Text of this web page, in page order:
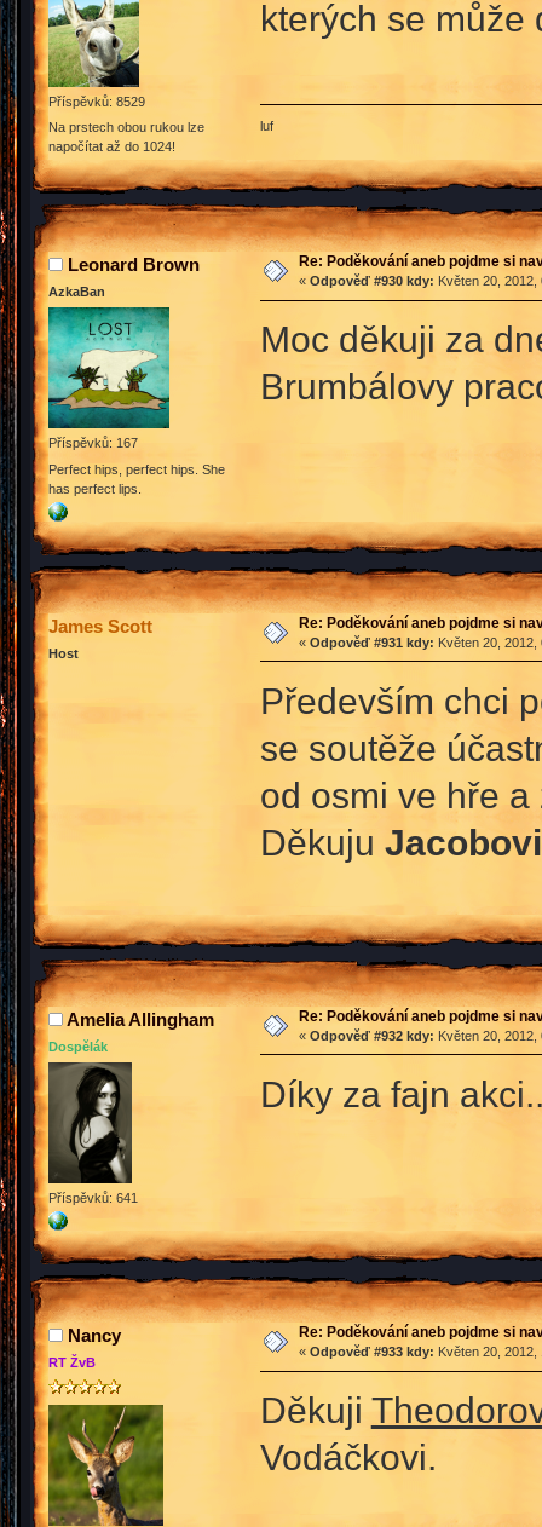
Příspěvků: 8529
Na prstech obou rukou lze
napočítat až do 1024!
kterých se může
luf
Leonard Brown
AzkaBan
Příspěvků: 167
Perfect hips, perfect hips. She
has perfect lips.
Re: Poděkování aneb pojdme si
« Odpověď #930 kdy: Květen 20, 2012,
Moc děkuji za
Brumbálovy
James Scott
Host
Re: Poděkování aneb pojdme si
« Odpověď #931 kdy: Květen 20, 2012,
Především chci
se soutěže
od osmi ve hře
Děkuju
Amelia Allingham
Dospělák
Příspěvků: 641
Re: Poděkování aneb pojdme si
« Odpověď #932 kdy: Květen 20, 2012,
Díky za fajn
Nancy
RT ŽvB
Re: Poděkování aneb pojdme si
« Odpověď #933 kdy: Květen 20,
Děkuji
Vodáčkovi.